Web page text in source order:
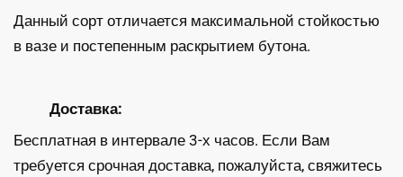
Данный сорт отличается максимальной стойкостью
в вазе и постепенным раскрытием бутона.
Доставка:
Бесплатная в интервале 3-х часов. Если Вам
требуется срочная доставка, пожалуйста, свяжитесь